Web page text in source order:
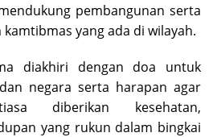
pembangunan serta
yang ada di wilayah.
diakhiri dengan doa untuk
negara serta harapan agar
diberikan kesehatan,
yang rukun dalam bingkai